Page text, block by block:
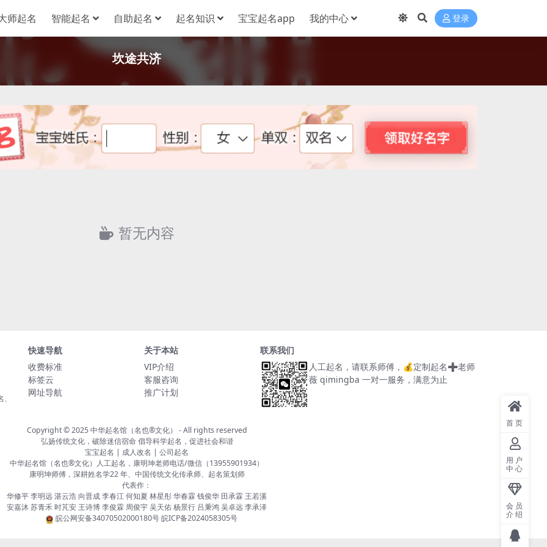
师起名 智能起名 自助起名 起名知识 宝宝起名app 我的中心 登录
坎途共济
暂无内容
快速导航
收费标准
标签云
网址导航
关于本站
VIP介绍
客服咨询
推广计划
联系我们
人工起名，请联系师傅， 💰定制起名➕老师
薇 qimingba 一对一服务，满意为止
Copyright © 2025中华起名馆（名也®文化） - All rights reserved
弘扬传统文化，破除迷信宿命 倡导科学起名，促进社会和谐
宝宝起名 | 成人改名 | 公司起名
中华起名馆（名也®文化）人工起名，康明坤老师电话/微信（13955901934）
康明坤师傅，深耕姓名学22 年、中国传统文化传承师、起名策划师
代表作：
华修平 李明远 湛云浩 向晋成 李春江 何知夏 林星彤 华春霖 钱俊华 田承霖 王若溪
安嘉沐 苏青禾 时芃安 王诗博 李俊霖 周俊宇 吴天佑 杨景行 吕秉鸿 吴卓远 李承泽
皖公网安备34070502000180号皖ICP备2024058305号
首页
用户
中心
会员
介绍